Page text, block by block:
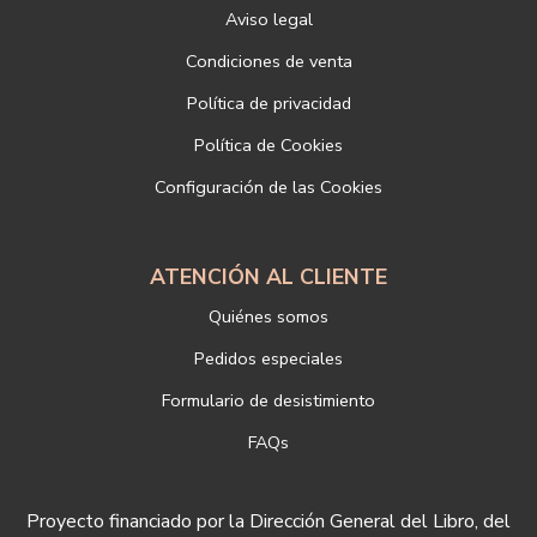
Responsable del tratamiento: LIBRERÍAS DEPORTIVAS ESTEBAN
info@libreriadeportiva.com
Si desea ampliar información sobre la política de privacidad de
https://www.libreriadeportiva.com/proteccion-de-datos
Aviso legal
Condiciones de venta
Política de privacidad
Política de Cookies
Configuración de las Cookies
ATENCIÓN AL CLIENTE
Quiénes somos
Pedidos especiales
Formulario de desistimiento
FAQs
Proyecto financiado por la Dirección General del Libro, del